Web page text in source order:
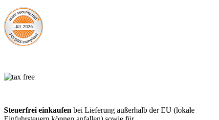
Steuerfrei einkaufen bei Lieferung außerhalb der EU (lokale